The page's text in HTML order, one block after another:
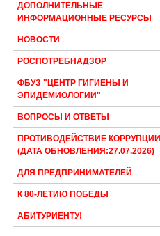
ДОПОЛНИТЕЛЬНЫЕ
ИНФОРМАЦИОННЫЕ РЕСУРСЫ
НОВОСТИ
РОСПОТРЕБНАДЗОР
ФБУЗ "ЦЕНТР ГИГИЕНЫ И
ЭПИДЕМИОЛОГИИ"
ВОПРОСЫ И ОТВЕТЫ
ПРОТИВОДЕЙСТВИЕ КОРРУПЦИИ
(ДАТА ОБНОВЛЕНИЯ:27.07.2026)
ДЛЯ ПРЕДПРИНИМАТЕЛЕЙ
К 80-ЛЕТИЮ ПОБЕДЫ
АБИТУРИЕНТУ!